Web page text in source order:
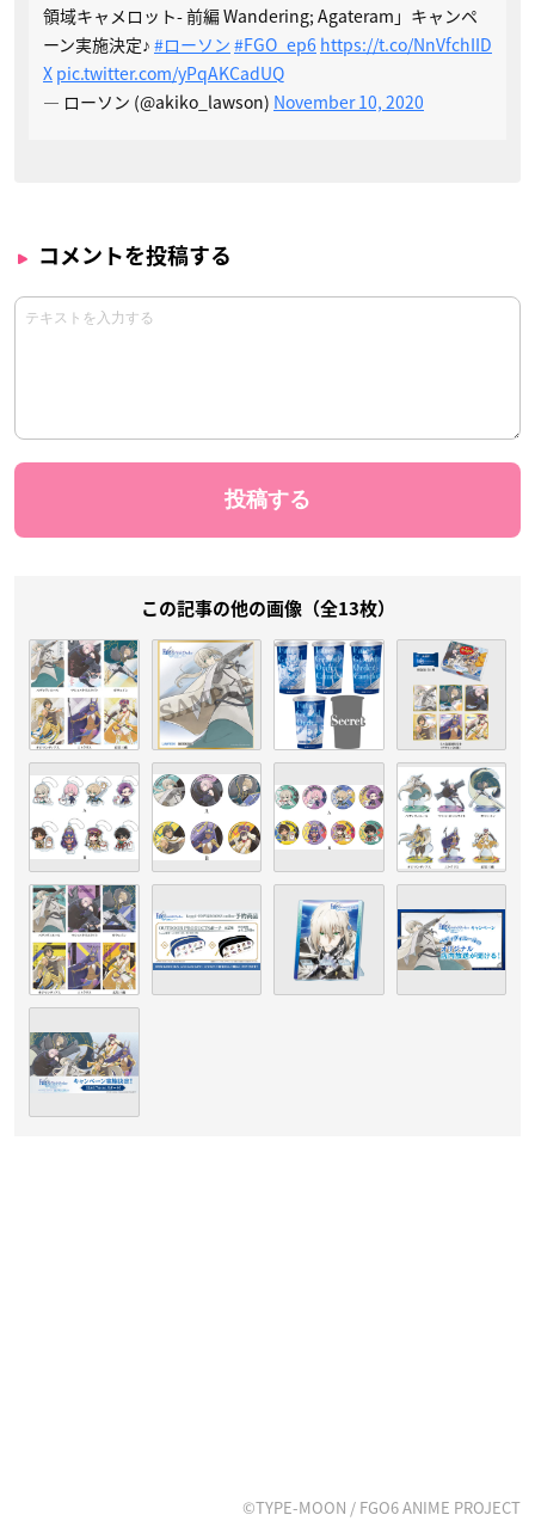
領域キャメロット- 前編 Wandering; Agateram」キャンペ
ーン実施決定♪ #ローソン #FGO_ep6 https://t.co/NnVfchIID
X pic.twitter.com/yPqAKCadUQ
— ローソン (@akiko_lawson) November 10, 2020
コメントを投稿する
この記事の他の画像（全13枚）
©TYPE-MOON / FGO6 ANIME PROJECT